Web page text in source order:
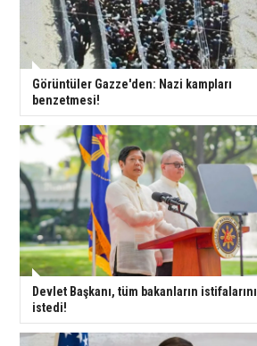
Görüntüler Gazze'den: Nazi kampları
benzetmesi!
Devlet Başkanı, tüm bakanların istifalarını
istedi!